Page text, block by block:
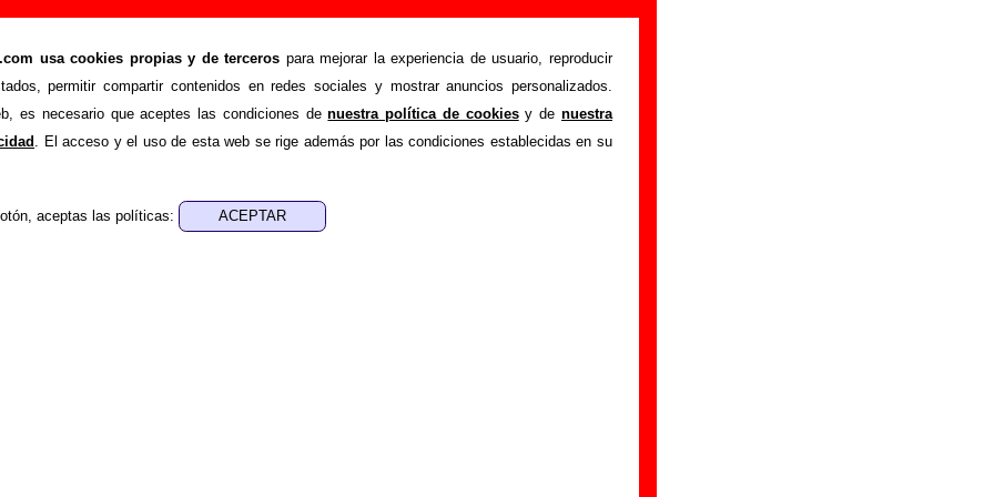
usa cookies propias y de terceros para mejorar la experiencia de usuario, reproducir
permitir compartir contenidos en redes sociales y mostrar anuncios personalizados.
es necesario que aceptes las condiciones denuestra política de cookiesy denuestra
. El acceso y el uso de esta web se rige además por las condiciones establecidas en su
aceptas las políticas:
(a tu laíto)”, canción de Love Of Lesbian (Letra e
>Canciones >Víctimas del porno (a tu laíto)
recopilar todo tipo de información sobre lacanción "Víctimas del porno (a tu
cargo de otros grupos... Si encuentras errores o tienes información adicional,